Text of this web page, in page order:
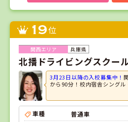
19位
兵庫県
北播ドライビングスクー
3月23日以降の入校募集中！
から90分！校内宿舎シングル
車種
普通車